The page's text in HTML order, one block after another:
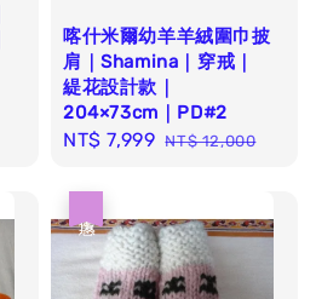
喀什米爾幼羊羊絨圍巾披
肩｜Shamina｜穿戒｜
緹花設計款｜
204×73cm｜PD#2
Sale
NT$ 7,999 Regular
NT$ 12,000